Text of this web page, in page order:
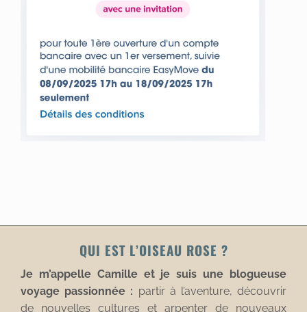
QUI EST L’OISEAU ROSE ?
Je m’appelle Camille et je suis une blogueuse
voyage passionnée : partir à l’aventure, découvrir
de nouvelles cultures et arpenter de nouveaux